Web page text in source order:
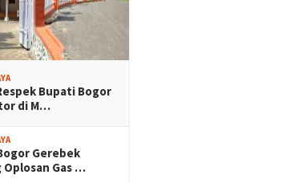
Bupati Bogor
di M…
Gerebek
Oplosan Gas …